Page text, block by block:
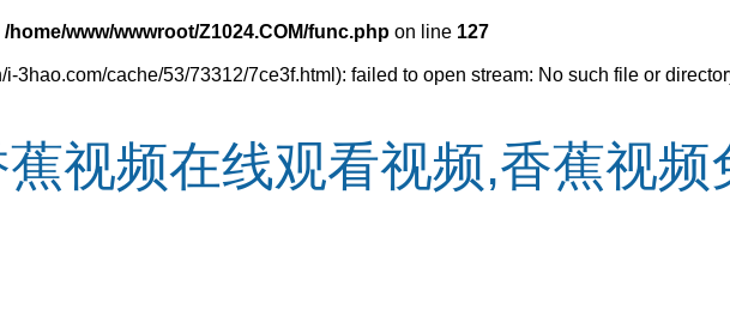
/home/www/wwwroot/Z1024.COM/func.php on line 127
3hao.com/cache/53/73312/7ce3f.html): failed to open stream: No such file or
视频在线观看视频,香蕉视